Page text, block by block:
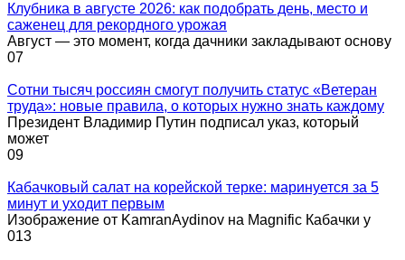
Клубника в августе 2026: как подобрать день, место и
саженец для рекордного урожая
Август — это момент, когда дачники закладывают основу
07
Сотни тысяч россиян смогут получить статус «Ветеран
труда»: новые правила, о которых нужно знать каждому
Президент Владимир Путин подписал указ, который
может
09
Кабачковый салат на корейской терке: маринуется за 5
минут и уходит первым
Изображение от KamranAydinov на Magnific Кабачки у
013